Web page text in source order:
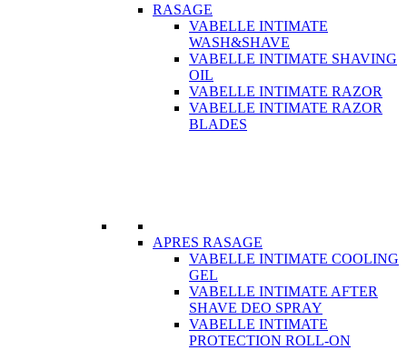
RASAGE
VABELLE INTIMATE
WASH&SHAVE
VABELLE INTIMATE SHAVING
OIL
VABELLE INTIMATE RAZOR
VABELLE INTIMATE RAZOR
BLADES
APRES RASAGE
VABELLE INTIMATE COOLING
GEL
VABELLE INTIMATE AFTER
SHAVE DEO SPRAY
VABELLE INTIMATE
PROTECTION ROLL-ON